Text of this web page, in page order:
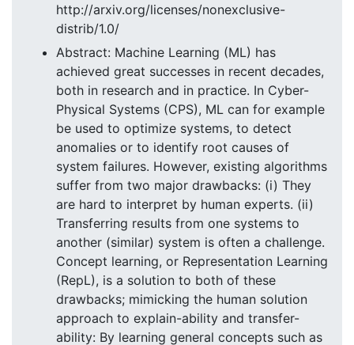
http://arxiv.org/licenses/nonexclusive-
distrib/1.0/
Abstract: Machine Learning (ML) has
achieved great successes in recent decades,
both in research and in practice. In Cyber-
Physical Systems (CPS), ML can for example
be used to optimize systems, to detect
anomalies or to identify root causes of
system failures. However, existing algorithms
suffer from two major drawbacks: (i) They
are hard to interpret by human experts. (ii)
Transferring results from one systems to
another (similar) system is often a challenge.
Concept learning, or Representation Learning
(RepL), is a solution to both of these
drawbacks; mimicking the human solution
approach to explain-ability and transfer-
ability: By learning general concepts such as